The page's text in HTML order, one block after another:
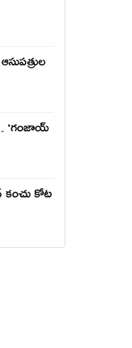
‘గంజాయ్
కంచు కోట